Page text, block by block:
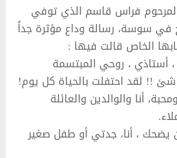
فراس قاسم الذي توفي
في سوسة، رسالة وداع مؤثرة جداً
الخاص قالت فيها :
أستاذي ، روحي المبتسمة
!! لقد احتفلت بالحياة كل يوم!
أنا والوالدين والعائلة
، أنا، جدتي أو طفل صغير